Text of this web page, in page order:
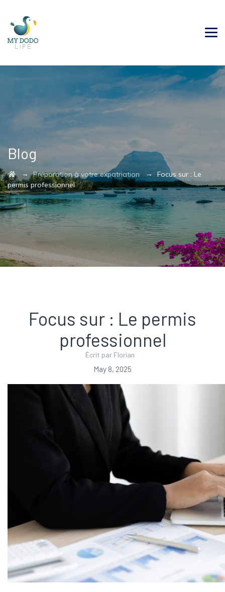
Blog
→Préparation à votre expatriation → Focus sur : Le
permis professionnel
Focus sur : Le permis
professionnel
Écrit par Florian
May 8, 2025